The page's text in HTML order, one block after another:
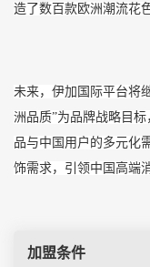
造了数百款欧洲潮流花
未来，伊加国际平台将
洲品质”为品牌战略目
品与中国用户的多元化
饰需求，引领中国高端
加盟条件